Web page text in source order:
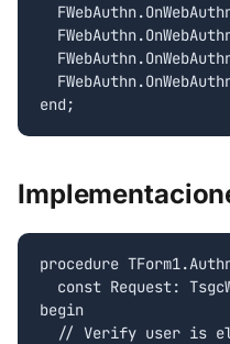
procedure
const Request:
begin
// Verify user is